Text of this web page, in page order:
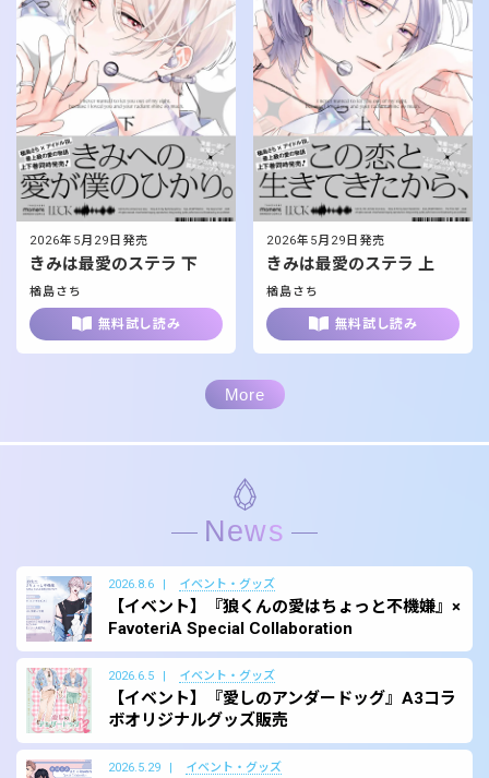
2026年5月29日発売
きみは最愛のステラ 下
楢島さち
無料試し読み
2026年5月29日発売
きみは最愛のステラ 上
楢島さち
無料試し読み
More
News
2026.8.6 イベント・グッズ
【イベント】『狼くんの愛はちょっと不機嫌』×
FavoteriA Special Collaboration
2026.6.5 イベント・グッズ
【イベント】『愛しのアンダードッグ』A3コラ
ボオリジナルグッズ販売
2026.5.29 イベント・グッズ